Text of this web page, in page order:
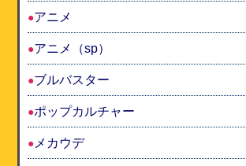
アニメ
アニメ（sp）
ブルバスター
ポップカルチャー
メカウデ